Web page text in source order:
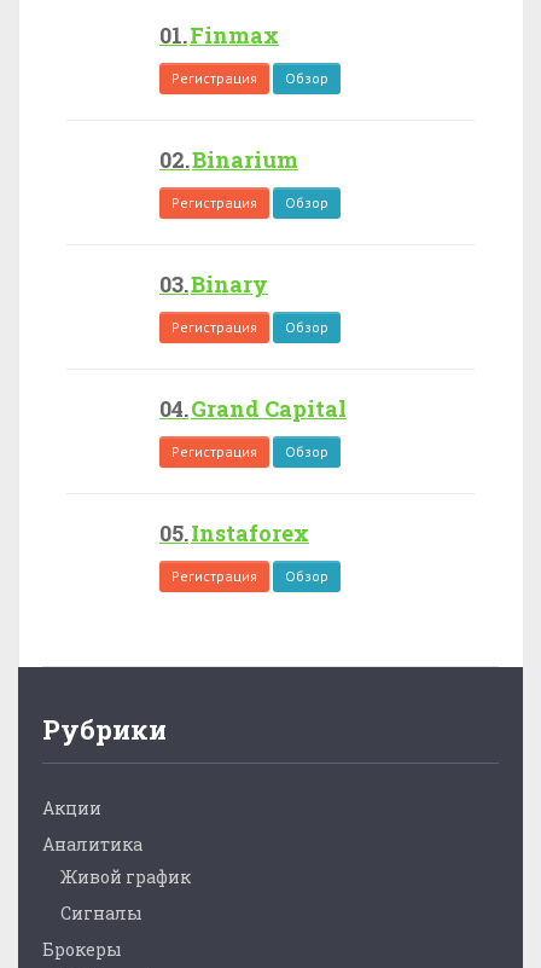
Finmax
Регистрация Обзор
Binarium
Регистрация Обзор
Binary
Регистрация Обзор
Grand Capital
Регистрация Обзор
Instaforex
Регистрация Обзор
Рубрики
Акции
Аналитика
Живой график
Сигналы
Брокеры